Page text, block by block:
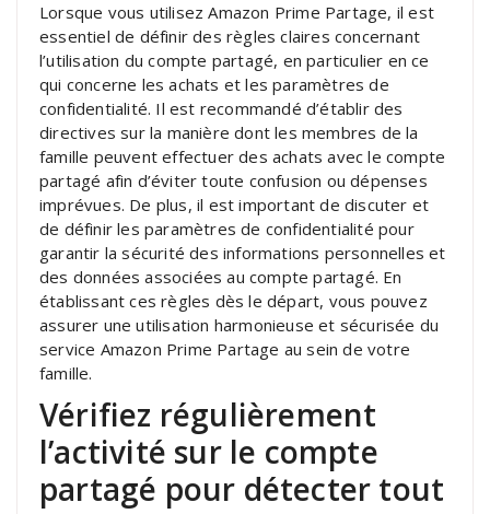
Lorsque vous utilisez Amazon Prime Partage, il est
essentiel de définir des règles claires concernant
l’utilisation du compte partagé, en particulier en ce
qui concerne les achats et les paramètres de
confidentialité. Il est recommandé d’établir des
directives sur la manière dont les membres de la
famille peuvent effectuer des achats avec le compte
partagé afin d’éviter toute confusion ou dépenses
imprévues. De plus, il est important de discuter et
de définir les paramètres de confidentialité pour
garantir la sécurité des informations personnelles et
des données associées au compte partagé. En
établissant ces règles dès le départ, vous pouvez
assurer une utilisation harmonieuse et sécurisée du
service Amazon Prime Partage au sein de votre
famille.
Vérifiez régulièrement
l’activité sur le compte
partagé pour détecter tout